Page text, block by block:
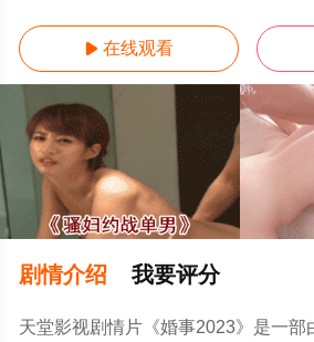
 在线观看
剧情介绍 我要评分
天堂影视剧情片《婚事2023》是一部